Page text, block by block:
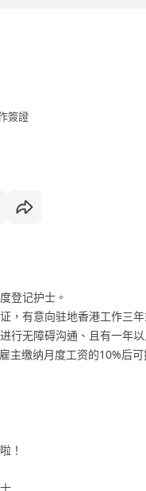
簽證
登记护士。
，有意向驻地香港工作三
行无障碍沟通、且有一年以
主缴纳月度工资的10%后
！